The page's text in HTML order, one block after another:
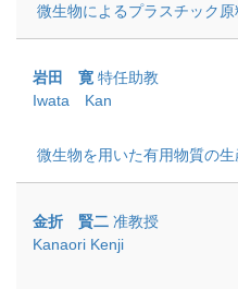
微生物によるプラスチック
岩田 寛 特任助教
Iwata Kan
微生物を用いた有用物質の生
金折 賢二 准教授
Kanaori Kenji